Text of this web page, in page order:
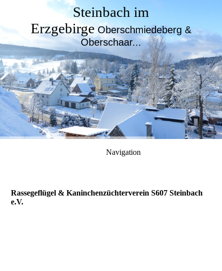
Steinbach im
Erzgebirge Oberschmiedeberg &
Oberschaar...
Navigation
Rassegeflügel & Kaninchenzüchterverein S607 Steinbach
e.V.